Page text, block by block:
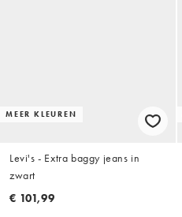
MEER KLEUREN
Levi's - Extra baggy jeans in
zwart
€ 101,99